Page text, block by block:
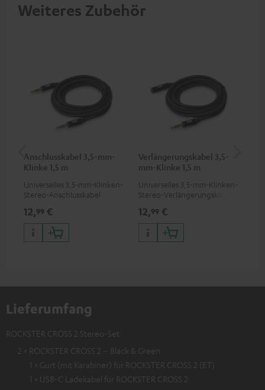
Weiteres Zubehör
Anschlusskabel 3,5-mm-
Klinke 1,5 m
Universelles 3,5-mm-Klinken-
Stereo-Anschlusskabel
12,99 €
Verlängerungskabel 3,5-
mm-Klinke 1,5 m
Universelles 3,5-mm-Klinken-
Stereo-Verlängerungskabel
12,99 €
Lieferumfang
ROCKSTER CROSS 2 Stereo-Set
2 × ROCKSTER CROSS 2 – Black & Green
1 × Gurt (mit Karabiner) für ROCKSTER CROSS 2 (ET)
1 × USB-C Ladekabel für ROCKSTER CROSS 2